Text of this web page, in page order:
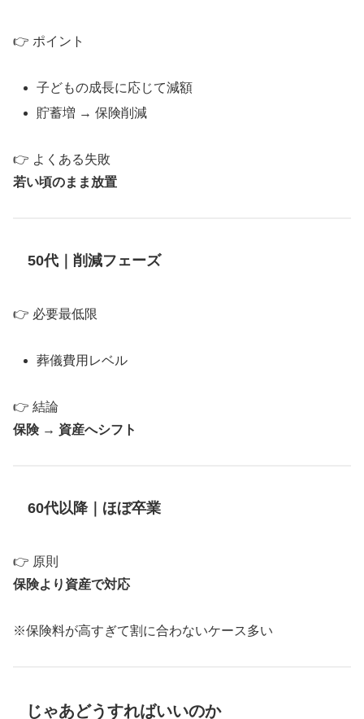
👉 ポイント
子どもの成長に応じて減額
貯蓄増 → 保険削減
👉 よくある失敗
若い頃のまま放置
50代｜削減フェーズ
👉 必要最低限
葬儀費用レベル
👉 結論
保険 → 資産へシフト
60代以降｜ほぼ卒業
👉 原則
保険より資産で対応
※保険料が高すぎて割に合わないケース多い
じゃあどうすればいいのか